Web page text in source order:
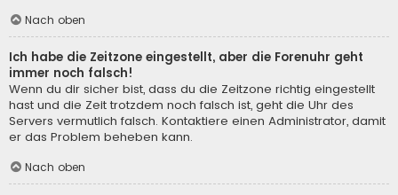
Nach oben
Ich habe die Zeitzone eingestellt, aber die Forenuhr geht
immer noch falsch!
Wenn du dir sicher bist, dass du die Zeitzone richtig eingestellt
hast und die Zeit trotzdem noch falsch ist, geht die Uhr des
Servers vermutlich falsch. Kontaktiere einen Administrator, damit
er das Problem beheben kann.
Nach oben